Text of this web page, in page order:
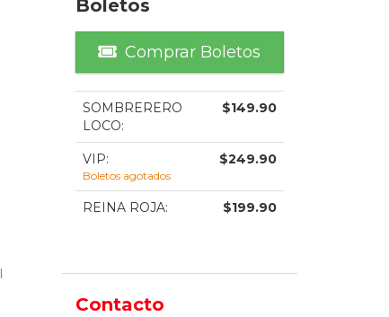
Boletos
Comprar Boletos
SOMBRERERO
LOCO:
$149.90
VIP:
Boletos agotados
$249.90
REINA ROJA: $199.90
Contacto